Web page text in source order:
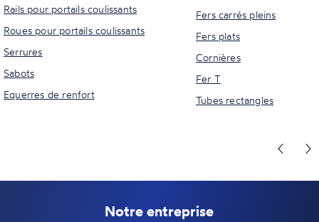
Rails pour portails coulissants
Roues pour portails coulissants
Serrures
Sabots
Equerres de renfort
Fers carrés pleins
Fers plats
Cornières
Fer T
Tubes rectangles
Notre entreprise